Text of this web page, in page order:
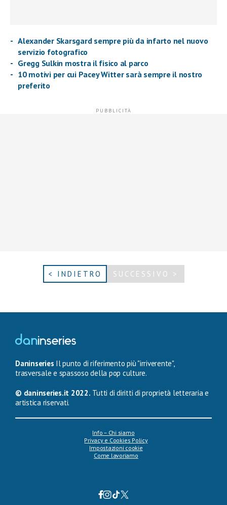
Alexander Skarsgard sempre più da infarto nel nuovo
servizio fotografico
Gregg Sulkin mostra il fisico al parco
10 motivi per cui Pacey Witter sarà sempre il nostro
preferito
< INDIETRO SUCCESSIVO >
Daninseries Il punto di riferimento più "irriverente",
trasversale e spassoso della pop culture.
© daninseries.it 2022. Tutti di diritti di proprietà letteraria e
artistica riservati.
Info – Chi siamo
Privacy e Cookies Policy
Impostazioni cookie
Come lavoriamo